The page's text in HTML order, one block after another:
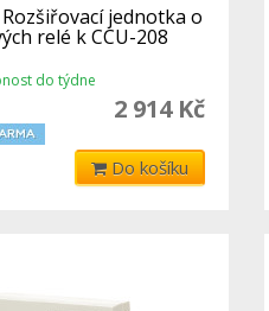
Rozšiřovací jednotka o
relé k CCU-208
do týdne
2 914 Kč
Do košíku